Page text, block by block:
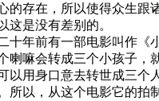
存在，所以使得众生
这是没有差别的。
前有一部电影叫作《
嘛会转成三个小孩子
用身口意去转世成三
以，从这个电影它的